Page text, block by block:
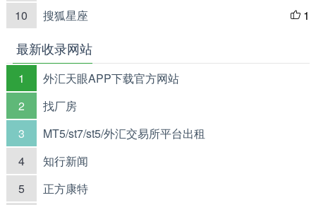
10
搜狐星座  1
最新收录网站
1
外汇天眼APP下载官方网站
2
找厂房
3
MT5/st7/st5/外汇交易所平台出租
4
知行新闻
5
正方康特